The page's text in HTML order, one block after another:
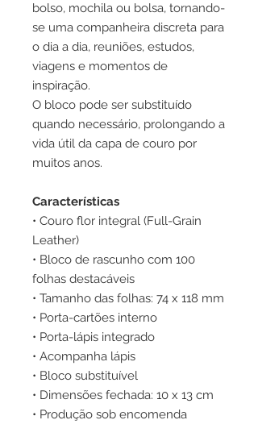
bolso, mochila ou bolsa, tornando-
se uma companheira discreta para
o dia a dia, reuniões, estudos,
viagens e momentos de
inspiração.
O bloco pode ser substituído
quando necessário, prolongando a
vida útil da capa de couro por
muitos anos.
Características
• Couro flor integral (Full-Grain
Leather)
• Bloco de rascunho com 100
folhas destacáveis
• Tamanho das folhas: 74 x 118 mm
• Porta-cartões interno
• Porta-lápis integrado
• Acompanha lápis
• Bloco substituível
• Dimensões fechada: 10 x 13 cm
• Produção sob encomenda